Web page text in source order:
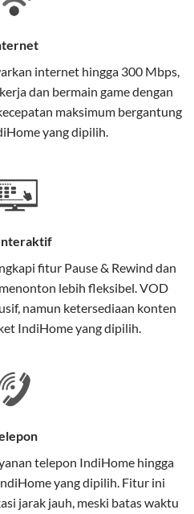
pilihan paket IndiHome
IndiHome juga mencakup TV
) dan telepon rumah dalam
IndiHome
teknologi Fiber To The
optik hingga ke rumah
memiliki beberapa
atau DSL.
koneksi tetap lancar.
internethingga 300 Mbps,
dan bermain game dengan
maksimum bergantung
yang dipilih.
fitur Pause & Rewind dan
lebih fleksibel. VOD
namun ketersediaan konten
IndiHome yang dipilih.
telepon IndiHome hingga
yang dipilih. Fitur ini
jarak jauh, meski batas waktu